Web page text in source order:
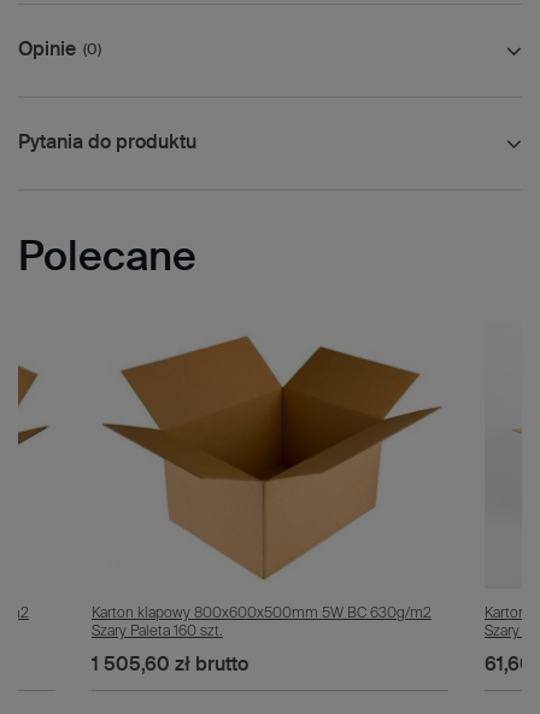
Opinie (0)
Pytania do produktu
Polecane
m2
Karton klapowy 800x600x500mm 5W BC 630g/m2
Szary Paleta 160 szt.
1 505,60 złbrutto
Karton
Szary
61,60